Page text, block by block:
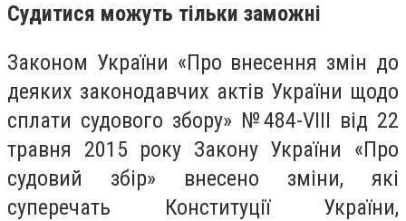
Судитися можуть тільки заможні
Законом України «Про внесення змін до
деяких законодавчих актів України щодо
сплати судового збору» №484-VIII від 22
травня 2015 року Закону України «Про
судовий збір» внесено зміни, які
суперечать Конституції України,